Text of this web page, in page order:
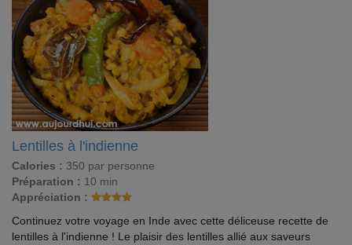
Lentilles à l'indienne
Calories : 350 par personne
Préparation : 10 min
Appréciation :
Continuez votre voyage en Inde avec cette déliceuse recette de
lentilles à l'indienne ! Le plaisir des lentilles allié aux saveurs